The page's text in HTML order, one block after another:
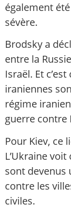
également
sévère.
Brodsky a
entre la
Israël. Et
iraniennes
régime
guerre contre
Pour Kiev, ce
L’Ukraine
sont devenus
contre les
civiles.